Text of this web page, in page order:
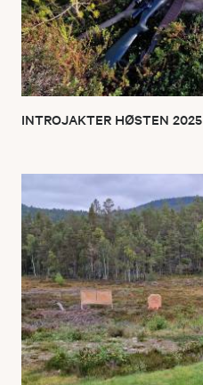
INTROJAKTER HØSTEN 2025